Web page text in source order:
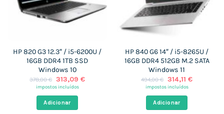
HP 820 G3 12.3″ / i5-6200U /
16GB DDR4 1TB SSD
Windows 10
378,00€ O
preço
era:
378,00 €.
313,09 €O
impostos incluídos
Adicionar
HP 840 G6 14″ / i5-8265U /
16GB DDR4 512GB M.2 SATA
Windows 11
494,00€ O
preço
era:
494,00 €.
314,11 €O
impostos incluídos
Adicionar